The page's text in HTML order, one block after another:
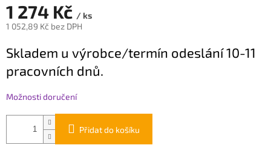
1 274 Kč / ks
1 052,89 Kč bez DPH
cena:
Skladem u výrobce/termín odeslání 10-11
pracovních dnů.
Možnosti doručení
Přidat do košíku